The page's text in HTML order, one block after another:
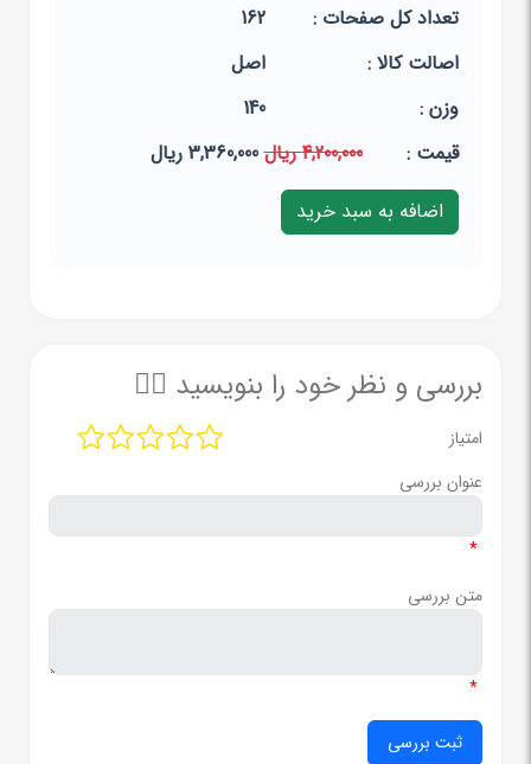
تعداد کل صفحات :
162
اصالت کالا :
اصل
وزن :
140
قيمت :
4,200,000 ریال 3,360,000 ریال
بررسی و نظر خود را بنویسید ✍🏻
امتیاز
عنوان بررسی
*
متن بررسی
*